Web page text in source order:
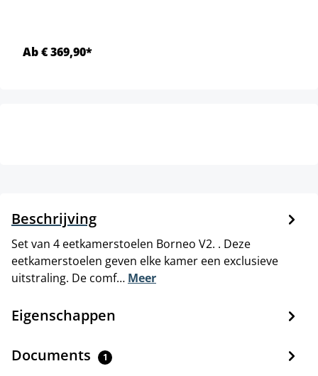
Ab € 369,90*
Beschrijving
Set van 4 eetkamerstoelen Borneo V2. . Deze
eetkamerstoelen geven elke kamer een exclusieve
uitstraling. De comf… Meer
Eigenschappen
Documents 1